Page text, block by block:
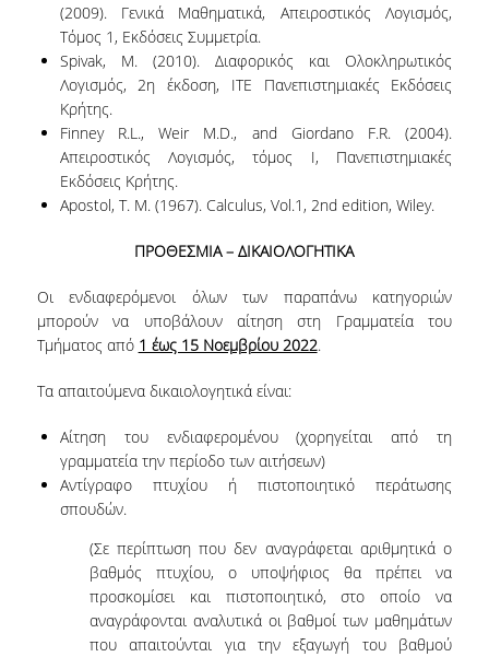
ΟΔΗΓΙΕΣ ΣΥΓΓΡΑΦΗΣ
ΔΙΠΛΩΜΑΤΙΚΗΣ - MSC ΣΤΗΝ
ΕΦΑΡΜΟΣΜΕΝΗ ΣΤΑΤΙΣΤΙΚΗ ΚΑΙ
ΑΝΑΛΥΤΙΚΗ ΔΕΔΟΜΕΝΩΝ
ΟΔΗΓΙΕΣ ΣΥΓΓΡΑΦΗΣ
ΔΙΠΛΩΜΑΤΙΚΗΣ - MSC ΣΤΗΝ
ΑΝΑΛΥΤΙΚΗ ΑΣΦΑΛΙΣΤΙΚΟΥ ΚΑΙ
ΧΡΗΜΑΤΟΟΙΚΟΝΟΜΙΚΟΥ
INTERNSHIP FROM FANTASY
SPORTS INTERACTIVE
INTERNSHIP FROM FRONTIER-
SCIENCE FOUNDATION HELLAS
INTERNSHIPS FROM IQVIA
ΣΤΗΝ ΣΤΑΤΙΣΤΙΚΗ ΕΠΙΣΤΗΜΗ
ΔΕΔΟΜΕΝΩΝ
MSC PROGRAMS VIDEO
PRESENTATIONS 2026
(2009). Γενικά Μαθηματικά, Απειροστικός Λογισμός,
Τόμος 1, Εκδόσεις Συμμετρία.
Spivak, M. (2010). Διαφορικός και Ολοκληρωτικός
Λογισμός, 2η έκδοση, ΙΤΕ Πανεπιστημιακές Εκδόσεις
Κρήτης.
Finney R.L., Weir M.D., and Giordano F.R. (2004).
Aπειροστικός Λογισμός, τόμος Ι, Πανεπιστημιακές
Εκδόσεις Κρήτης.
Apostol, T. M. (1967). Calculus, Vol.1, 2nd edition, Wiley.
ΠΡΟΘΕΣΜΙΑ – ΔΙΚΑΙΟΛΟΓΗΤΙΚΑ
Οι ενδιαφερόμενοι όλων των παραπάνω κατηγοριών
μπορούν να υποβάλουν αίτηση στη Γραμματεία του
Τμήματος από 1 έως 15 Νοεμβρίου 2022.
Τα απαιτούμενα δικαιολογητικά είναι:
Αίτηση του ενδιαφερομένου (χορηγείται από τη
γραμματεία την περίοδο των αιτήσεων)
Αντίγραφο πτυχίου ή πιστοποιητικό περάτωσης
σπουδών.
(Σε περίπτωση που δεν αναγράφεται αριθμητικά ο
βαθμός πτυχίου, ο υποψήφιος θα πρέπει να
προσκομίσει και πιστοποιητικό, στο οποίο να
αναγράφονται αναλυτικά οι βαθμοί των μαθημάτων
που απαιτούνται για την εξαγωγή του βαθμού